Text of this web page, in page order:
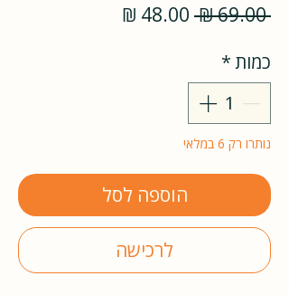
‏69.00 ‏₪
מחיר
כמות*
נותרו רק 6 במלאי
הוספה לסל
לרכישה